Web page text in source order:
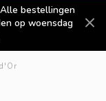
bestellingen
op woensdag